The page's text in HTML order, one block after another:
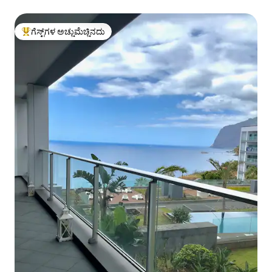
ಗೆಸ್ಟ್‌ಗಳಿಗೆ ಅತಿ ಹೆಚ್ಚು ಅಚ್ಚುಮೆಚ್ಚಿನದು
ಗೆಸ್ಟ್‌ಗಳ ಅಚ್ಚುಮೆಚ್ಚಿನದು